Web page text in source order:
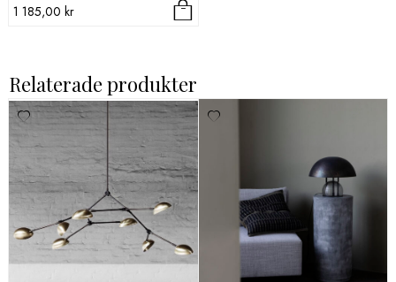
1 185,00 kr
Relaterade produkter